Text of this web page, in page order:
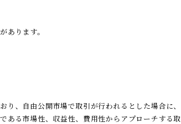
あります。
、自由公開市場で取引が行われるとした場合に、
ある市場性、収益性、費用性からアプローチする取